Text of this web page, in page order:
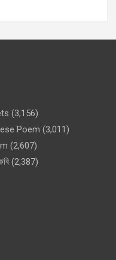
(3,156)
Poem (3,011)
(2,607)
(2,387)